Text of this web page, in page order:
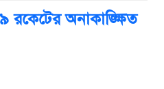
রকেটের অনাকাঙ্ক্ষিত